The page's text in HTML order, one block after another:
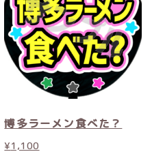
博多ラーメン食べた？
¥1,100